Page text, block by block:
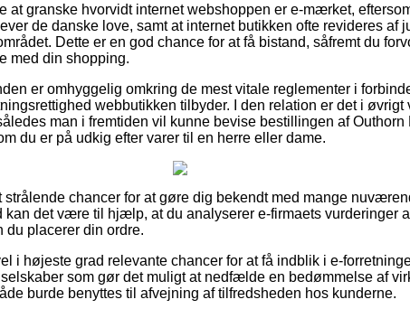
at granske hvorvidt internet webshoppen er e-mærket,
de danske love, samt at internet butikken ofte revideres af
Dette er en god chance for at få bistand, såfremt du
med din shopping.
er omhyggelig omkring de mest vitale reglementer i
webbutikken tilbyder. I den relation er det i øvrigt
man i fremtiden vil kunne bevise bestillingen af Outhorn
du er på udkig efter varer til en herre eller dame.
strålende chancer for at gøre dig bekendt med mange
kan det være til hjælp, at du analyserer e-firmaets vurderinger
du placerer din ordre.
i højeste grad relevante chancer for at få indblik i e-
som gør det muligt at nedfælde en bedømmelse af
burde benyttes til afvejning af tilfredsheden hos kunderne.